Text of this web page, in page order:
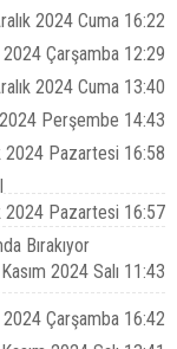
2024 Cuma 16:22
2024 Çarşamba 12:29
2024 Cuma 13:40
Perşembe 14:43
2024 Pazartesi 16:58
2024 Pazartesi 16:57
Bırakıyor
2024 Salı 11:43
2024 Çarşamba 16:42